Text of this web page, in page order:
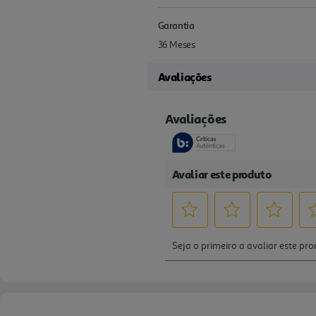
Garantia
36 Meses
Avaliações